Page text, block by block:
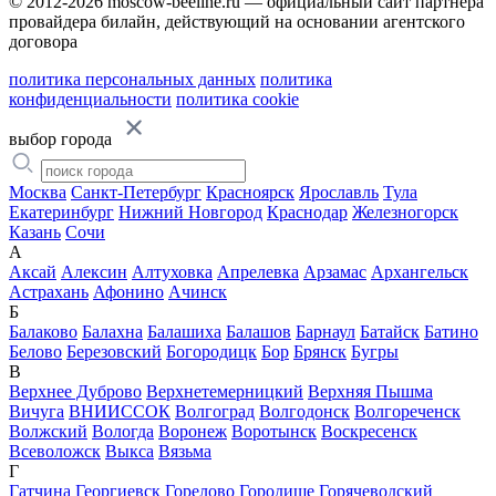
провайдера билайн, действующий на основании агентского
договора
политика персональных данных политика
конфиденциальности политика cookie
выбор города
Москва Санкт-Петербург Красноярск Ярославль Тула
Екатеринбург Нижний Новгород Краснодар Железногорск
Казань Сочи
А
Аксай Алексин Алтуховка Апрелевка Арзамас Архангельск
Астрахань Афонино Ачинск
Б
Балаково Балахна Балашиха Балашов Барнаул Батайск Батино
Белово Березовский Богородицк Бор Брянск Бугры
В
Верхнее Дуброво Верхнетемерницкий Верхняя Пышма
Вичуга ВНИИССОК Волгоград Волгодонск Волгореченск
Волжский Вологда Воронеж Воротынск Воскресенск
Всеволожск Выкса Вязьма
Г
Гатчина Георгиевск Горелово Городище Горячеводский